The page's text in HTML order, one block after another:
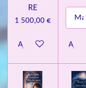
RE
1 500,00 €
Ajouter au panier